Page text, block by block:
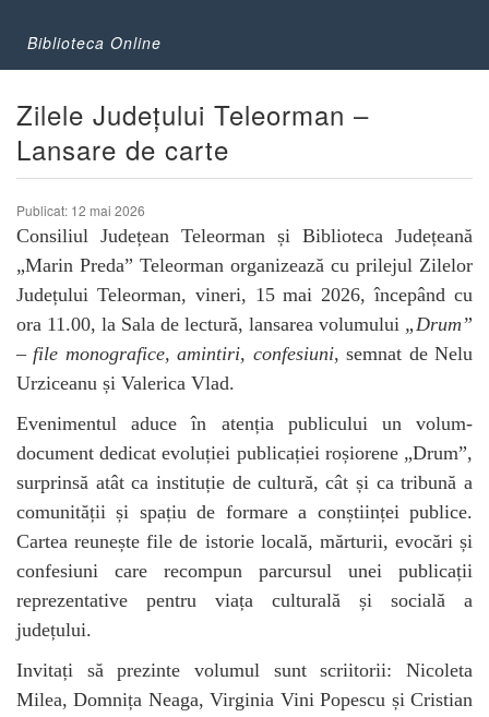
Biblioteca Online
Zilele Județului Teleorman –
Lansare de carte
Publicat: 12 mai 2026
Consiliul Județean Teleorman și Biblioteca Județeană
„Marin Preda” Teleorman organizează cu prilejul Zilelor
Județului Teleorman, vineri, 15 mai 2026, începând cu
ora 11.00, la Sala de lectură, lansarea volumului „Drum”
– file monografice, amintiri, confesiuni, semnat de Nelu
Urziceanu și Valerica Vlad.
Evenimentul aduce în atenția publicului un volum-
document dedicat evoluției publicației roșiorene „Drum”,
surprinsă atât ca instituție de cultură, cât și ca tribună a
comunității și spațiu de formare a conștiinței publice.
Cartea reunește file de istorie locală, mărturii, evocări și
confesiuni care recompun parcursul unei publicații
reprezentative pentru viața culturală și socială a
județului.
Invitați să prezinte volumul sunt scriitorii: Nicoleta
Milea, Domnița Neaga, Virginia Vini Popescu și Cristian